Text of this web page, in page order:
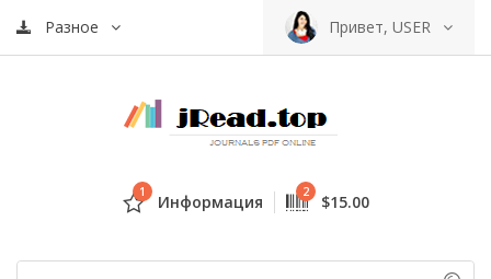
Разное Привет, USER
1 Информация 2 $15.00